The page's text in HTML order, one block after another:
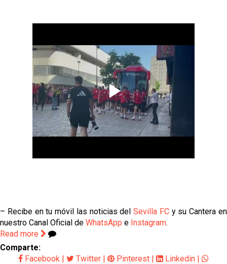
– Recibe en tu móvil las noticias delSevilla FCy su Cantera en
nuestro Canal Oficial de WhatsApp e Instagram.
Read more
Comparte:
Facebook | Twitter | Pinterest | Linkedin |